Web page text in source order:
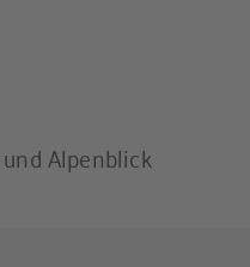
Alpenblick